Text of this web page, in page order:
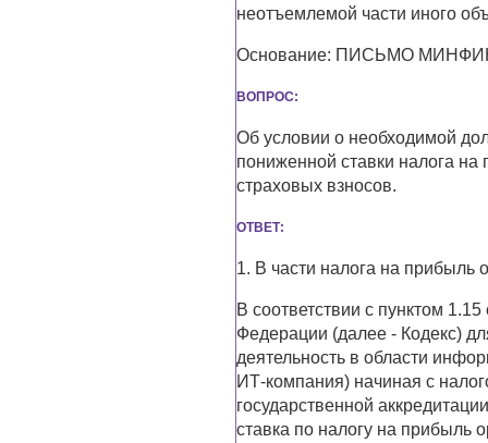
неотъемлемой части иного
Основание: ПИСЬМО
ВОПРОС:
Об условии о необходимой
пониженной ставки налога
страховых взносов.
ОТВЕТ:
1. В части налога на прибыль
В соответствии с пунктом
Федерации (далее - Кодекс)
деятельность в области
ИТ-компания) начиная с
государственной
ставка по налогу на прибыль